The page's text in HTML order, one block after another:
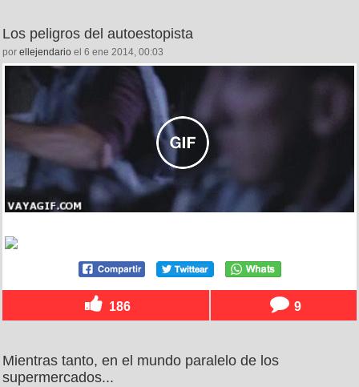
Los peligros del autoestopista
por ellejendario el 6 ene 2014, 00:03
186 9
Mientras tanto, en el mundo paralelo de los
supermercados...